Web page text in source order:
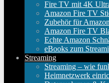
Fire TV mit 4K
Amazon Fire TV
Zubehör für
Amazon Fire TV
Echte Amazon
eBooks zum
Streaming
Streaming – wie
Heimnetzwerk